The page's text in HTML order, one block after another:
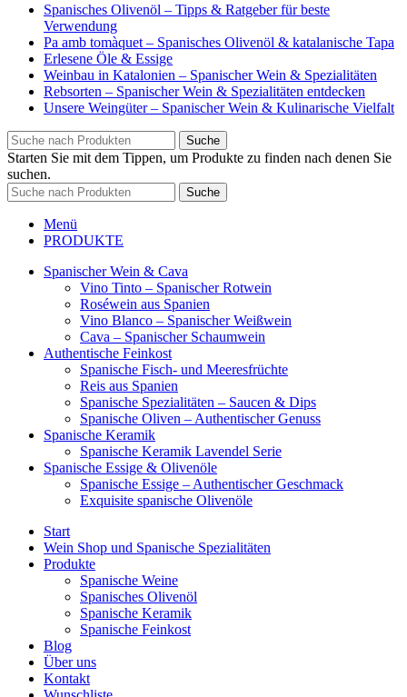
Spanisches Olivenöl – Tipps & Ratgeber für beste
Verwendung
Pa amb tomàquet – Spanisches Olivenöl & katalanische Tapa
Erlesene Öle & Essige
Weinbau in Katalonien – Spanischer Wein & Spezialitäten
Rebsorten – Spanischer Wein & Spezialitäten entdecken
Unsere Weingüter – Spanischer Wein & Kulinarische Vielfalt
Suche
Starten Sie mit dem Tippen, um Produkte zu finden nach denen Sie
suchen.
Suche
Menü
PRODUKTE
Spanischer Wein & Cava
Vino Tinto – Spanischer Rotwein
Roséwein aus Spanien
Vino Blanco – Spanischer Weißwein
Cava – Spanischer Schaumwein
Authentische Feinkost
Spanische Fisch- und Meeresfrüchte
Reis aus Spanien
Spanische Spezialitäten – Saucen & Dips
Spanische Oliven – Authentischer Genuss
Spanische Keramik
Spanische Keramik Lavendel Serie
Spanische Essige & Olivenöle
Spanische Essige – Authentischer Geschmack
Exquisite spanische Olivenöle
Start
Wein Shop und Spanische Spezialitäten
Produkte
Spanische Weine
Spanisches Olivenöl
Spanische Keramik
Spanische Feinkost
Blog
Über uns
Kontakt